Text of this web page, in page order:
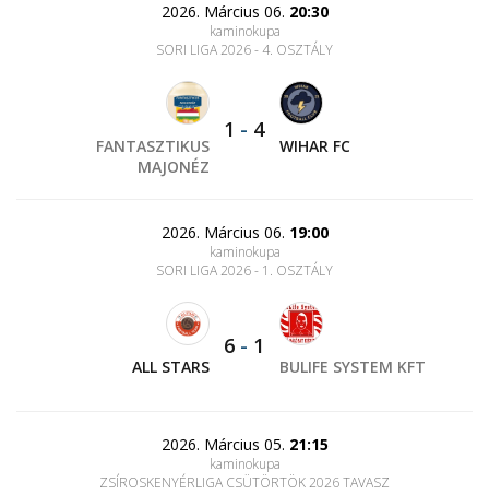
2026. Március 06. 20:30
kaminokupa
SORI LIGA 2026 - 4. OSZTÁLY
FANTASZTIKUS
MAJONÉZ
1 - 4
WIHAR FC
2026. Március 06. 19:00
kaminokupa
SORI LIGA 2026 - 1. OSZTÁLY
ALL STARS
6 - 1
BULIFE SYSTEM KFT
2026. Március 05. 21:15
kaminokupa
ZSÍROSKENYÉRLIGA CSÜTÖRTÖK 2026 TAVASZ